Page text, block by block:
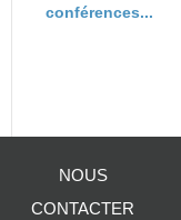
conférences...
NOUS
CONTACTER